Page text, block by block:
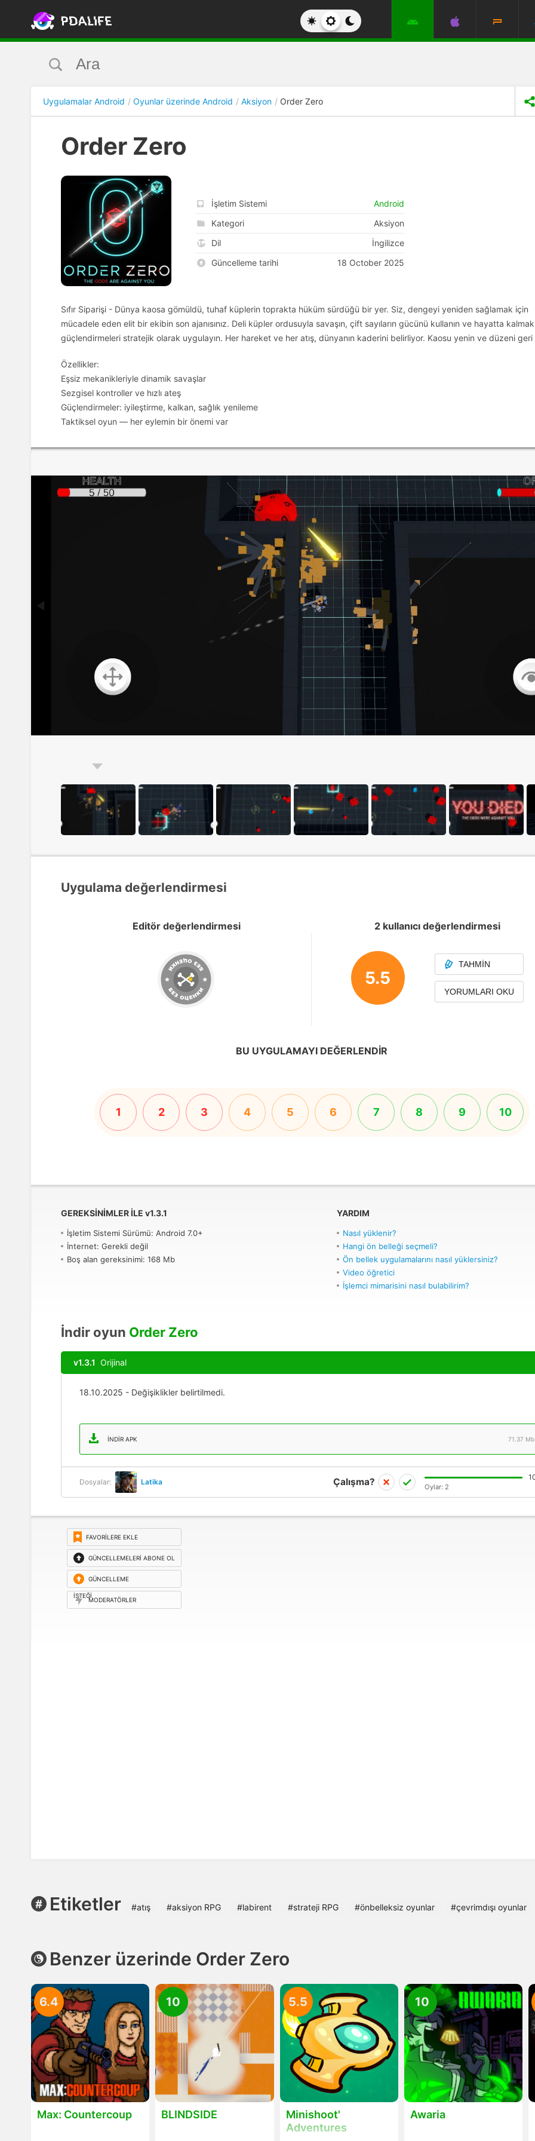
Uygulamalar Android Oyunlar üzerinde Android Aksiyon Order Zero
Order Zero
İşletim Sistemi
Android
Kategori
Aksiyon
Dil
İngilizce
Güncelleme tarihi
18 October 2025
Sıfır Siparişi - Dünya kaosa gömüldü, tuhaf küplerin toprakta hüküm sürdüğü bir yer. Siz, dengeyi yeniden sağlamak için
mücadele eden elit bir ekibin son ajanısınız. Deli küpler ordusuyla savaşın, çift sayıların gücünü kullanın ve hayatta
güçlendirmeleri stratejik olarak uygulayın. Her hareket ve her atış, dünyanın kaderini belirliyor. Kaosu yenin ve düzeni
Özellikler:
Eşsiz mekanikleriyle dinamik savaşlar
Sezgisel kontroller ve hızlı ateş
Güçlendirmeler: iyileştirme, kalkan, sağlık yenileme
Taktiksel oyun — her eylemin bir önemi var
Uygulama değerlendirmesi
Editör değerlendirmesi 2 kullanıcı değerlendirmesi
5.5
TAHMIN
YORUMLARI OKU
BU UYGULAMAYI DEĞERLENDIR
1 2 3 4 5 6 7 8 9 10
GEREKSINIMLER ILE v1.3.1
İşletim Sistemi Sürümü: Android 7.0+
İnternet: Gerekli değil
Boş alan gereksinimi: 168 Mb
YARDIM
Nasıl yüklenir?
Hangi ön belleği seçmeli?
Ön bellek uygulamalarını nasıl yüklersiniz?
Video öğretici
İşlemci mimarisini nasıl bulabilirim?
İndir oyun Order Zero
v1.3.1 Orijinal
18.10.2025 - Değişiklikler belirtilmedi.
İNDIR APK 71.37 Mb
Dosyalar: Latika Çalışma? Oylar: 2
FAVORILERE EKLE
GÜNCELLEMELERI ABONE OL
GÜNCELLEME
ISTEĞI
MODERATÖRLER
Etiketler #atış #aksiyon RPG #labirent #strateji RPG #önbelleksiz oyunlar #çevrimdışı oyunlar
Benzer üzerinde Order Zero
Max: Countercoup
6.4
BLINDSIDE
10
Minishoot'
Adventures
5.5
Awaria
10